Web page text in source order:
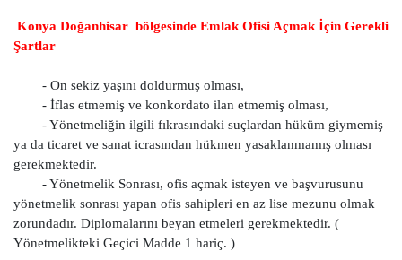
Konya Doğanhisar bölgesinde Emlak Ofisi Açmak İçin Gerekli
Şartlar
- On sekiz yaşını doldurmuş olması,
- İflas etmemiş ve konkordato ilan etmemiş olması,
- Yönetmeliğin ilgili fıkrasındaki suçlardan hüküm giymemiş
ya da ticaret ve sanat icrasından hükmen yasaklanmamış olması
gerekmektedir.
- Yönetmelik Sonrası, ofis açmak isteyen ve başvurusunu
yönetmelik sonrası yapan ofis sahipleri en az lise mezunu olmak
zorundadır. Diplomalarını beyan etmeleri gerekmektedir. (
Yönetmelikteki Geçici Madde 1 hariç. )